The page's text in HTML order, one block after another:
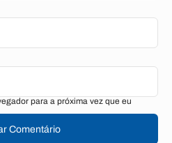
para a próxima vez que eu
Comentário